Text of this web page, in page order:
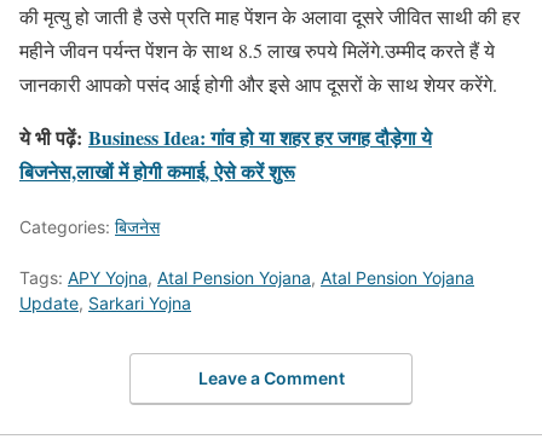
की मृत्यु हो जाती है उसे प्रति माह पेंशन के अलावा दूसरे जीवित साथी की हर
महीने जीवन पर्यन्त पेंशन के साथ 8.5 लाख रुपये मिलेंगे.उम्मीद करते हैं ये
जानकारी आपको पसंद आई होगी और इसे आप दूसरों के साथ शेयर करेंगे.
ये भी पढ़ें: Business Idea: गांव हो या शहर हर जगह दौड़ेगा ये
बिजनेस,लाखों में होगी कमाई, ऐसे करें शुरू
Categories: बिजनेस
Tags: APY Yojna, Atal Pension Yojana, Atal Pension Yojana
Update, Sarkari Yojna
Leave a Comment